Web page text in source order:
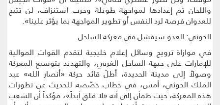
واللجان تم إعدادها لمواجهة طويلة وحرب استنزاف، لن تتيح
للعدوان فرصة لرد النفس أو تطوير المواجهة بما يؤثر علينا».
الحوثي: العدو سيفشل في معركة الساحل
في موازاة ترويج وسائل إعلام خليجية لتقدم القوات الموالية
للإمارات على جبهة الساحل الغربي، والتهديد بتوسيع المعركة
وصولاً إلى مدينة الحديدة، أطلّ قائد حركة «أنصار الله» عبد
الملك الحوثي، أمس، في خطاب خصّصه للحديث عن تطورات
هذه المعركة، حيث طمأن إلى أنه «لا قلق أبداً»، مؤكداً أن الشعب